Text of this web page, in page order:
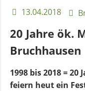
Pfarrer
Pfarrerinnen
13.04.2018
20 Jahre ök.
Bruchhausen
1998 bis 2018 =
feiern heut ein